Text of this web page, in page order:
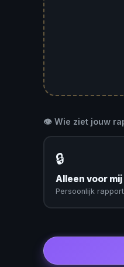
👁️ Wie ziet jouw
🔒
Alleen voor mij
Persoonlijk